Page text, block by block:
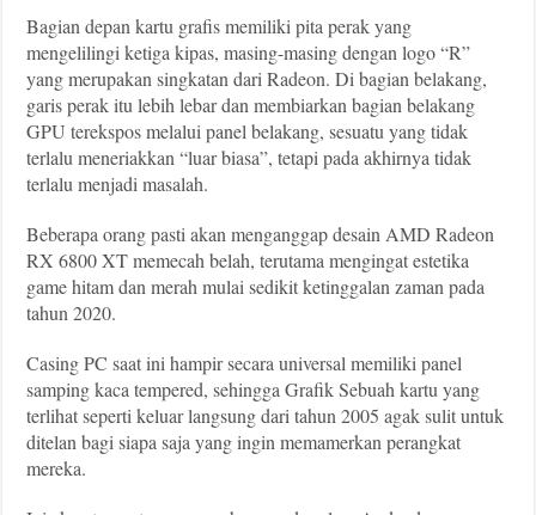
Bagian depan kartu grafis memiliki pita perak yang
mengelilingi ketiga kipas, masing-masing dengan logo “R”
yang merupakan singkatan dari Radeon. Di bagian belakang,
garis perak itu lebih lebar dan membiarkan bagian belakang
GPU terekspos melalui panel belakang, sesuatu yang tidak
terlalu meneriakkan “luar biasa”, tetapi pada akhirnya tidak
terlalu menjadi masalah.
Beberapa orang pasti akan menganggap desain AMD Radeon
RX 6800 XT memecah belah, terutama mengingat estetika
game hitam dan merah mulai sedikit ketinggalan zaman pada
tahun 2020.
Casing PC saat ini hampir secara universal memiliki panel
samping kaca tempered, sehingga Grafik Sebuah kartu yang
terlihat seperti keluar langsung dari tahun 2005 agak sulit untuk
ditelan bagi siapa saja yang ingin memamerkan perangkat
mereka.